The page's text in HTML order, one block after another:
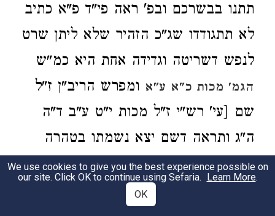
תתנו בבשרכם ובפ' ראה פי"ד פ"א כתיב
לא תתגודדו שג"כ הזהיר שלא ליתן שרט
לנפש דשריטה וגדידה אחת היא כמ"ש
הגמ' מכות כ"א ע"א ומפרש הריב"ן ז"ל
שם [עי' רש"י ז"ל מכות י"ט ע"ב ד"ה
ה"ג ותראה דשם יצא נשמתו בטהרה
ומשם ואילך מפרש ריב"ן וממילא לפי"ז
כל מה שכתבנו לעיל מל"ת ס"א מחודש
We use cookies to give you the best experience possible on
our site. Click OK to continue using Sefaria. Learn More.
OK